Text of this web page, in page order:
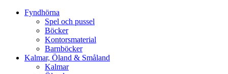
Fyndhörna
Spel och pussel
Böcker
Kontorsmaterial
Barnböcker
Kalmar, Öland & Småland
Kalmar